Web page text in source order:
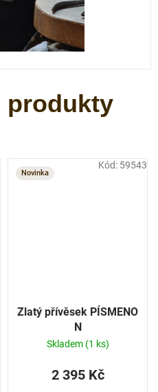
Novinka
Zlatý přívěsek PÍSMENO
N
Skladem (1 ks)
2 395 Kč
Kód: 59543